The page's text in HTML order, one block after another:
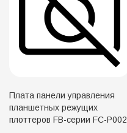
Плата панели управления
планшетных режущих
плоттеров FB-серии FC-P002